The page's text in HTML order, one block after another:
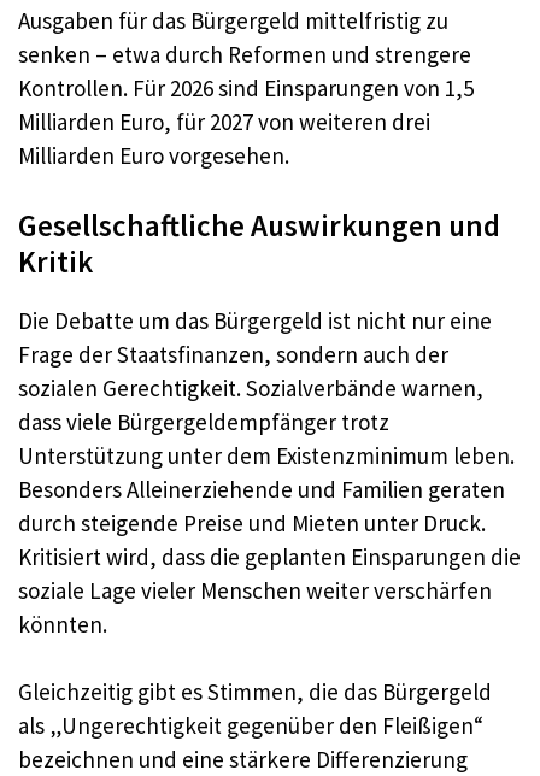
Ausgaben für das Bürgergeld mittelfristig zu
senken – etwa durch Reformen und strengere
Kontrollen. Für 2026 sind Einsparungen von 1,5
Milliarden Euro, für 2027 von weiteren drei
Milliarden Euro vorgesehen.
Gesellschaftliche Auswirkungen und
Kritik
Die Debatte um das Bürgergeld ist nicht nur eine
Frage der Staatsfinanzen, sondern auch der
sozialen Gerechtigkeit. Sozialverbände warnen,
dass viele Bürgergeldempfänger trotz
Unterstützung unter dem Existenzminimum leben.
Besonders Alleinerziehende und Familien geraten
durch steigende Preise und Mieten unter Druck.
Kritisiert wird, dass die geplanten Einsparungen die
soziale Lage vieler Menschen weiter verschärfen
könnten.
Gleichzeitig gibt es Stimmen, die das Bürgergeld
als „Ungerechtigkeit gegenüber den Fleißigen“
bezeichnen und eine stärkere Differenzierung